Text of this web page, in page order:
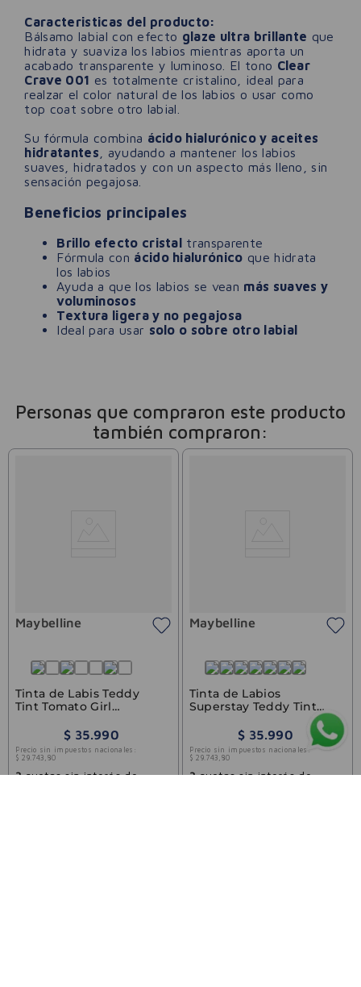
Caracteristicas del producto:
Bálsamo labial con efecto glaze ultra brillante que
hidrata y suaviza los labios mientras aporta un
acabado transparente y luminoso. El tono Clear
Crave 001 es totalmente cristalino, ideal para
realzar el color natural de los labios o usar como
top coat sobre otro labial.
Su fórmula combina ácido hialurónico y aceites
hidratantes , ayudando a mantener los labios
suaves, hidratados y con un aspecto más lleno, sin
sensación pegajosa.
Beneficios principales
Brillo efecto cristal
transparente
Fórmula con ácido hialurónico que hidrata
los labios
Ayuda a que los labios se vean más suaves y
voluminosos
Textura ligera y no pegajosa
Ideal para usar solo o sobre otro labial
Personas que compraron este producto
también compraron:
Maybelline
Tinta de Labis Teddy
Tint Tomato Girl
$ 35.990
Precio sin impuestos nacionales:
$ 29.743 , 80
3cuotas sin interés de
Maybelline
Tinta de Labios
Superstay Teddy Tint
Ribbon Tied Maybelline
$ 35.990
Precio sin impuestos nacionales:
$ 29.743 , 80
3cuotas sin interés de